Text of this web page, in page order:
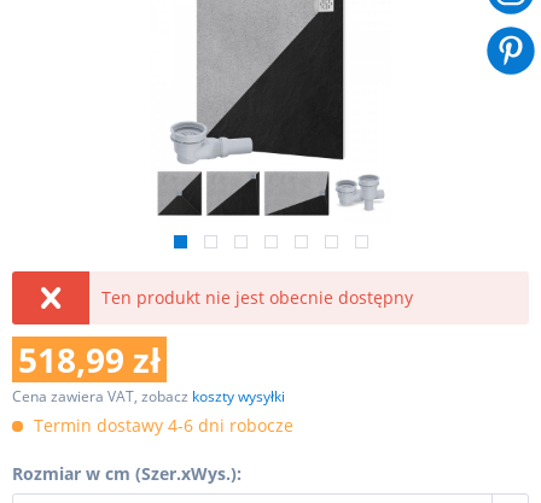
Ten produkt nie jest obecnie dostępny
518,99 zł
Cena zawiera VAT, zobacz koszty wysyłki
Termin dostawy 4-6 dni robocze
Rozmiar w cm (Szer.xWys.):